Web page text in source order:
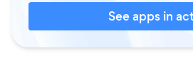
See apps in